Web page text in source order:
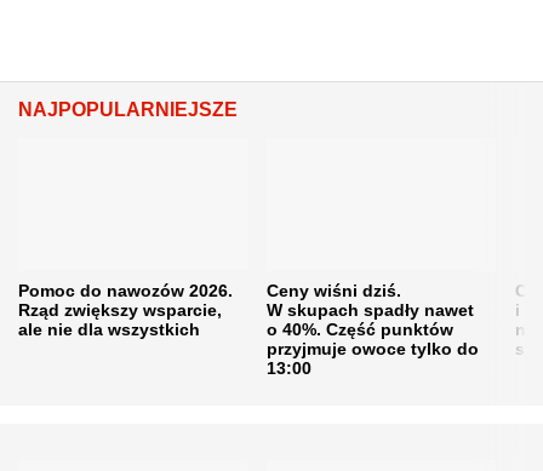
NAJPOPULARNIEJSZE
Pomoc do nawozów 2026.
Rząd zwiększy wsparcie,
ale nie dla wszystkich
Ceny wiśni dziś.
W skupach spadły nawet
o 40%. Część punktów
przyjmuje owoce tylko do
13:00
i